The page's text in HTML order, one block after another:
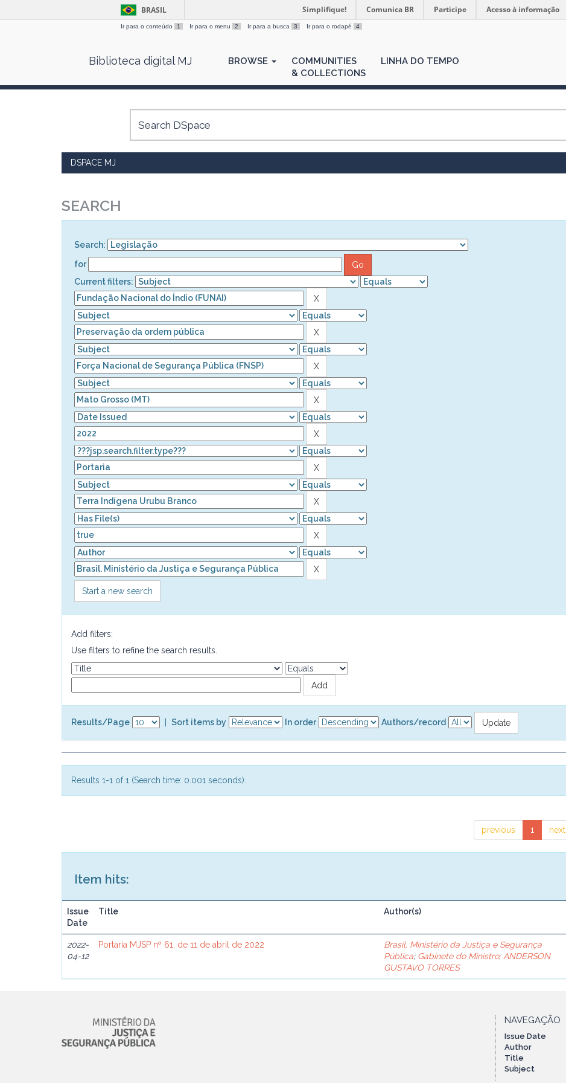
BRASIL Simplifique! Comunica BR Participe Acesso à informação
Ir para o conteúdo 1 Ir para o menu 2 Ir para a busca 3 Ir para o rodapé 4
Biblioteca digital MJ BROWSE
COMMUNITIES
& COLLECTIONS
LINHA DO TEMPO
DSPACE MJ
SEARCH
Search:
for
Current filters:
Start a new search
Add filters:
Use filters to refine the search results.
Results/Page Sort items by In order Authors/record
Results 1-1 of 1 (Search time: 0.001 seconds).
previous 1 next
Item hits:
Issue
Date
Title Author(s)
2022-
04-12
Portaria MJSP nº 61, de 11 de abril de 2022
Brasil. Ministério da Justiça e Segurança
Pública; Gabinete do Ministro; ANDERSON
GUSTAVO TORRES
NAVEGAÇÃO
Issue Date
Author
Title
Subject